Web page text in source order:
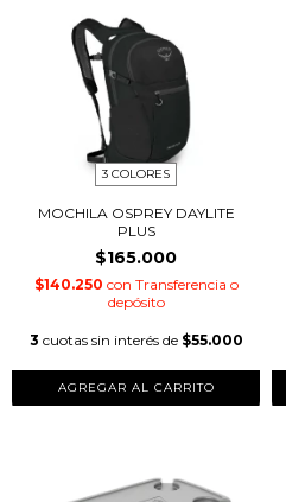
3 COLORES
MOCHILA OSPREY DAYLITE
PLUS
$165.000
$140.250 con Transferencia o
depósito
3 cuotas sin interés de $55.000
AGREGAR AL CARRITO